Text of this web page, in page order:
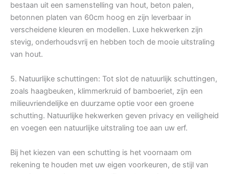
bestaan uit een samenstelling van hout, beton palen,
betonnen platen van 60cm hoog en zijn leverbaar in
verscheidene kleuren en modellen. Luxe hekwerken zijn
stevig, onderhoudsvrij en hebben toch de mooie uitstraling
van hout.
5. Natuurlijke schuttingen: Tot slot de natuurlijk schuttingen,
zoals haagbeuken, klimmerkruid of bamboeriet, zijn een
milieuvriendelijke en duurzame optie voor een groene
schutting. Natuurlijke hekwerken geven privacy en veiligheid
en voegen een natuurlijke uitstraling toe aan uw erf.
Bij het kiezen van een schutting is het voornaam om
rekening te houden met uw eigen voorkeuren, de stijl van